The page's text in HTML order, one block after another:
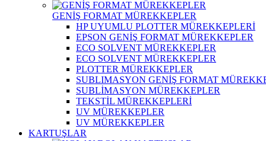
GENİŞ FORMAT MÜREKKEPLER
HP UYUMLU PLOTTER MÜREKKEPLERİ
EPSON GENİŞ FORMAT MÜREKKEPLER
ECO SOLVENT MÜREKKEPLER
ECO SOLVENT MÜREKKEPLER
PLOTTER MÜREKKEPLER
SUBLIMASYON GENİŞ FORMAT
SUBLİMASYON MÜREKKEPLER
TEKSTİL MÜREKKEPLERİ
UV MÜREKKEPLER
UV MÜREKKEPLER
KARTUŞLAR